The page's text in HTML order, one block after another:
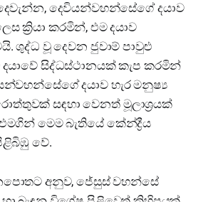
දෙවියන්වහන්සේගේ දයාව
ක්‍රියා කරමින්, එම දයාව
ශුද්ධ වූ දෙවන ජුවාම් පාවුළු
දයාවේ සිද්ධස්ථානයක් කැප කරමින්
දයාව හැර මනුෂ්‍ය
සඳහා වෙනත් මූලාශ්‍රයක්
මෙම බැතියේ කේන්ද්‍රීය
වේ.
අනුව, ජේසුස් වහන්සේ